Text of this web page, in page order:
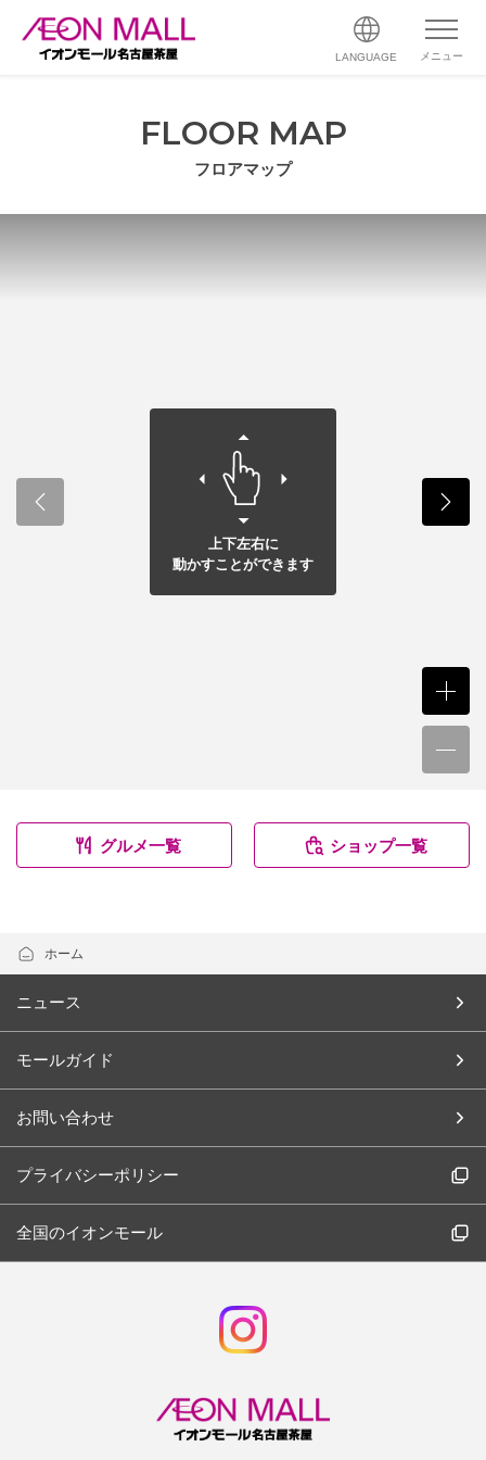
LANGUAGE メニュー
FLOOR MAP
フロアマップ
上下左右に
動かすことができます
グルメ一覧 ショップ一覧
ホーム
ニュース
モールガイド
お問い合わせ
プライバシーポリシー
全国のイオンモール